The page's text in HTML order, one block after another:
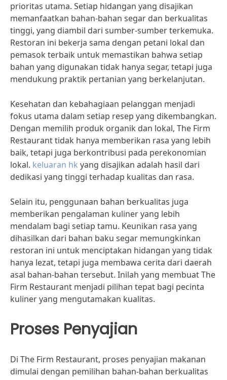
prioritas utama. Setiap hidangan yang disajikan
memanfaatkan bahan-bahan segar dan berkualitas
tinggi, yang diambil dari sumber-sumber terkemuka.
Restoran ini bekerja sama dengan petani lokal dan
pemasok terbaik untuk memastikan bahwa setiap
bahan yang digunakan tidak hanya segar, tetapi juga
mendukung praktik pertanian yang berkelanjutan.
Kesehatan dan kebahagiaan pelanggan menjadi
fokus utama dalam setiap resep yang dikembangkan.
Dengan memilih produk organik dan lokal, The Firm
Restaurant tidak hanya memberikan rasa yang lebih
baik, tetapi juga berkontribusi pada perekonomian
lokal. keluaran hk yang disajikan adalah hasil dari
dedikasi yang tinggi terhadap kualitas dan rasa.
Selain itu, penggunaan bahan berkualitas juga
memberikan pengalaman kuliner yang lebih
mendalam bagi setiap tamu. Keunikan rasa yang
dihasilkan dari bahan baku segar memungkinkan
restoran ini untuk menciptakan hidangan yang tidak
hanya lezat, tetapi juga membawa cerita dari daerah
asal bahan-bahan tersebut. Inilah yang membuat The
Firm Restaurant menjadi pilihan tepat bagi pecinta
kuliner yang mengutamakan kualitas.
Proses Penyajian
Di The Firm Restaurant, proses penyajian makanan
dimulai dengan pemilihan bahan-bahan berkualitas